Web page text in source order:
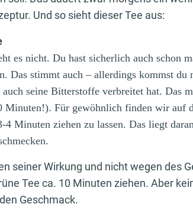
Und so sieht dieser Tee aus:
es nicht. Du hast sicherlich auch schon
Das stimmt auch – allerdings kommst du
seine Bitterstoffe verbreitet hat. Das
Minuten!). Für gewöhnlich finden wir auf
Minuten ziehen zu lassen. Das liegt
seiner Wirkung und nicht wegen des
Tee ca. 10 Minuten ziehen. Aber
Geschmack.